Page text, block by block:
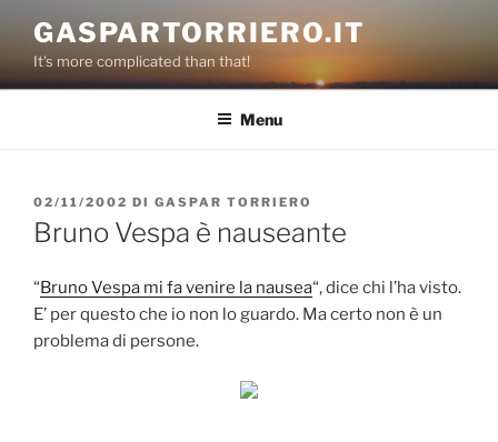
contenuto
GASPARTORRIERO.IT
It's more complicated than that!
Menu
PUBBLICATO
IL
02/11/2002 DI GASPAR TORRIERO
Bruno Vespa è nauseante
“Bruno Vespa mi fa venire la nausea“, dice chi l’ha visto.
E’ per questo che io non lo guardo. Ma certo non è un
problema di persone.